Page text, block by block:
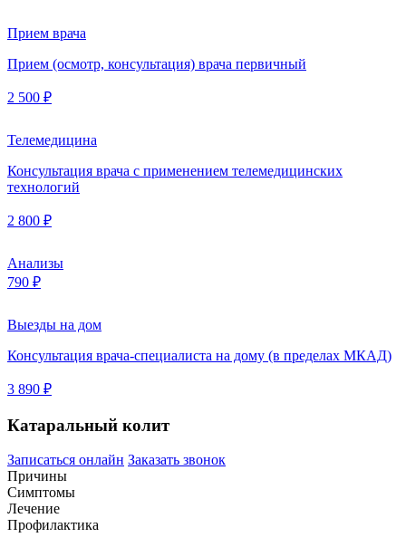
Прием врача
Прием (осмотр, консультация) врача первичный
2 500 ₽
Телемедицина
Консультация врача с применением телемедицинских
технологий
2 800 ₽
Анализы
790 ₽
Выезды на дом
Консультация врача-специалиста на дому (в пределах МКАД)
3 890 ₽
Катаральный колит
Записаться онлайн Заказать звонок
Причины
Симптомы
Лечение
Профилактика